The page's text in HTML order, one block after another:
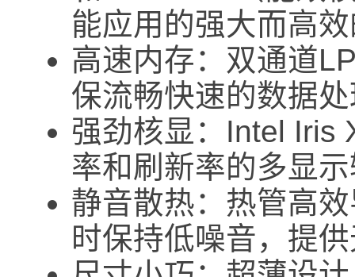
能应用的强大而高
高速内存：双通道
保流畅快速的数据
强劲核显：Intel Iris
率和刷新率的多显
静音散热：热管高
时保持低噪音，提